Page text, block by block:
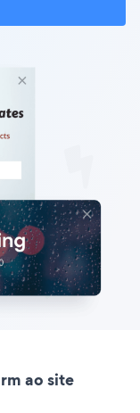
ao site